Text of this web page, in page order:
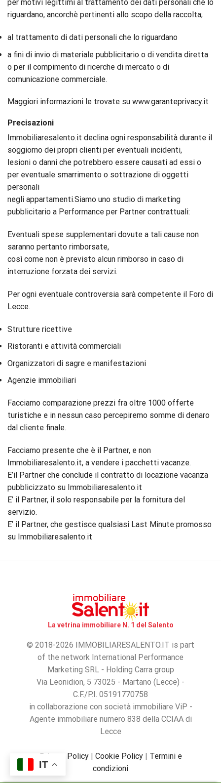
per motivi legittimi al trattamento dei dati personali che lo
riguardano, ancorchè pertinenti allo scopo della raccolta;
al trattamento di dati personali che lo riguardano
a fini di invio di materiale pubblicitario o di vendita diretta
o per il compimento di ricerche di mercato o di
comunicazione commerciale.
Maggiori informazioni le trovate su www.garanteprivacy.it
Precisazioni
Immobiliaresalento.it declina ogni responsabilità durante il
soggiorno dei propri clienti per eventuali incidenti,
lesioni o danni che potrebbero essere causati ad essi o
per eventuale smarrimento o sottrazione di oggetti
personali
negli appartamenti.Siamo uno studio di marketing
pubblicitario a Performance per Partner contrattuali:
Eventuali spese supplementari dovute a tali cause non
saranno pertanto rimborsate,
così come non è previsto alcun rimborso in caso di
interruzione forzata dei servizi.
Per ogni eventuale controversia sarà competente il Foro di
Lecce.
Strutture ricettive
Ristoranti e attività commerciali
Organizzatori di sagre e manifestazioni
Agenzie immobiliari
Facciamo comparazione prezzi fra oltre 1000 offerte
turistiche e in nessun caso percepiremo somme di denaro
dal cliente finale.
Facciamo presente che è il Partner, e non
Immobiliaresalento.it, a vendere i pacchetti vacanze.
E’il Partner che conclude il contratto di locazione vacanza
pubblicizzato su Immobiliaresalento.it
E’ il Partner, il solo responsabile per la fornitura del
servizio.
E’ il Partner, che gestisce qualsiasi Last Minute promosso
su Immobiliaresalento.it
La vetrina immobiliare N. 1 del Salento
© 2018-2026 IMMOBILIARESALENTO.IT is part
of the network International Performance
Marketing SRL - Holding Carra group
Via Leonidion, 5 73025 - Martano (Lecce) -
C.F./P.I. 05191770758
in collaborazione con società immobiliare ViP -
Agente immobiliare numero 838 della CCIAA di
Lecce
Privacy Policy| Cookie Policy| Termini e
condizioni
IT